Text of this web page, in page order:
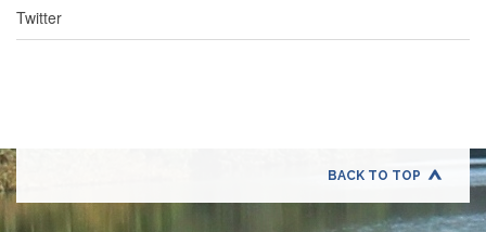
Editais
Dissertações
Twitter
BACK TO TOP